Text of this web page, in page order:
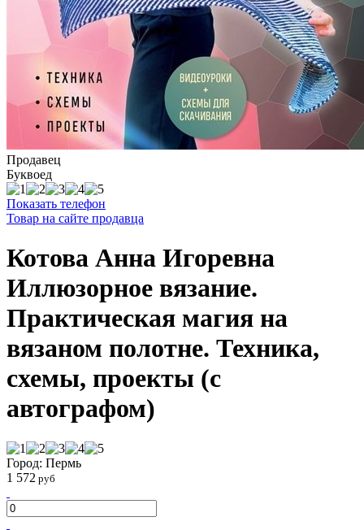
Продавец
Буквоед
Показать телефон
Товар на сайте продавца
Котова Анна Игоревна
Иллюзорное вязание.
Практическая магия на
вязаном полотне. Техника,
схемы, проекты (с
автографом)
Город: Пермь
1 572 руб